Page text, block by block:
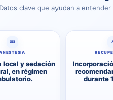
Datos clave que ayudan a
💤
local y sedación
en régimen
durante